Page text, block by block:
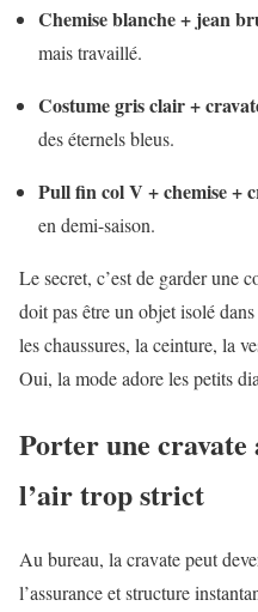
Chemise blanche + jean
mais travaillé.
Costume gris clair +
des éternels bleus.
Pull fin col V + chemise +
en demi-saison.
Le secret, c’est de garder une
doit pas être un objet isolé
les chaussures, la ceinture, la
Oui, la mode adore les petits
Porter une
l’air trop strict
Au bureau, la cravate peut
l’assurance et structure